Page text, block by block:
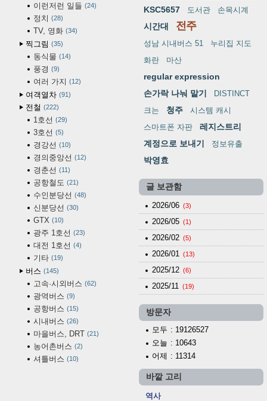
이런저런 일들 24
정치 28
TV, 영화 34
찍그림 35
동식물 14
풍경 9
여러 가지 12
여객열차 91
전철 222
1호선 29
3호선 5
경강선 10
경의중앙선 12
경춘선 11
공항철도 21
수인분당선 48
신분당선 30
GTX 10
광주 1호선 23
대전 1호선 4
기타 19
버스 145
고속·시외버스 62
광역버스 9
공항버스 15
시내버스 26
마을버스, DRT 21
농어촌버스 2
셔틀버스 10
KSC5657 도서관 손목시계
시간대 전주
성남 시내버스 51
누리집 지도
화란
마산
regular expression
손가락 나눠 맡기
DISTINCT
크는
청주
시스템 캐시
스마트폰 자판
레지스트리
계정으로 보내기
정보유출
박영효
글 보관함
2026/06 (3)
2026/05 (1)
2026/02 (5)
2026/01 (13)
2025/12 (6)
2025/11 (19)
방문자
모두 : 19126527
오늘 : 10643
어제 : 11314
바깥 고리
역사